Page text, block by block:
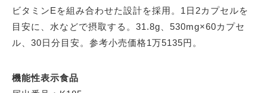
ビタミンEを組み合わせた設計を採用。1日2カプセルを
目安に、水などで摂取する。31.8g、530mg×60カプセ
ル、30日分目安。参考小売価格1万5135円。
機能性表示食品